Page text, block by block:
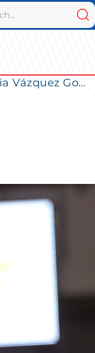
La Numia Vero Volley completa il roster: la schiacciatrice portoricana Valeria Vázquez Gomez è l’ultimo innesto di Milano per la stagione 2026/2027